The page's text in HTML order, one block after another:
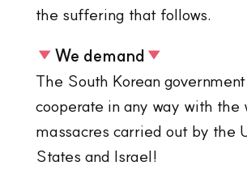
the suffering that follows.
We demand
The South Korean
cooperate in any way with the
massacres carried out by the
States and Israel!